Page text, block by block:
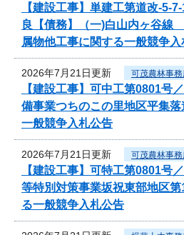
【建設工事】単建工第道改-5-
良【債務】（一)白山内ヶ谷線
属物他工事に関する一般競争入
2026年7月21日更新 可茂農林事
【建設工事】可中工第0801号
備事業つちのこの里地区平集
一般競争入札公告
2026年7月21日更新 可茂農林事
【建設工事】可特工第0801号
等特別対策事業坂祝東部地区
る一般競争入札公告